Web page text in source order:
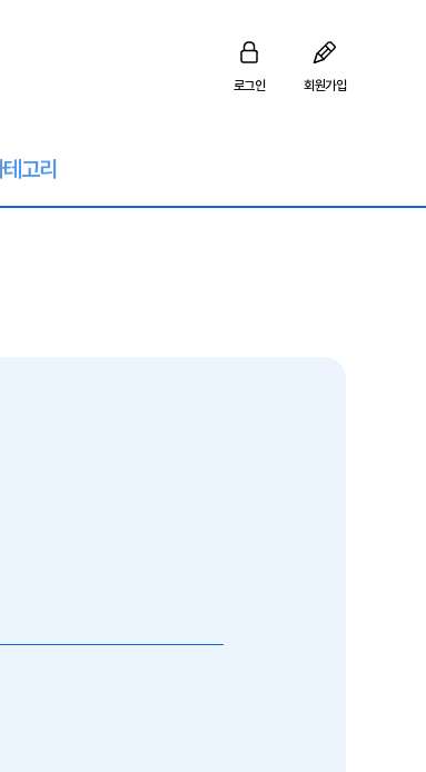
로그인 회원가입
고리